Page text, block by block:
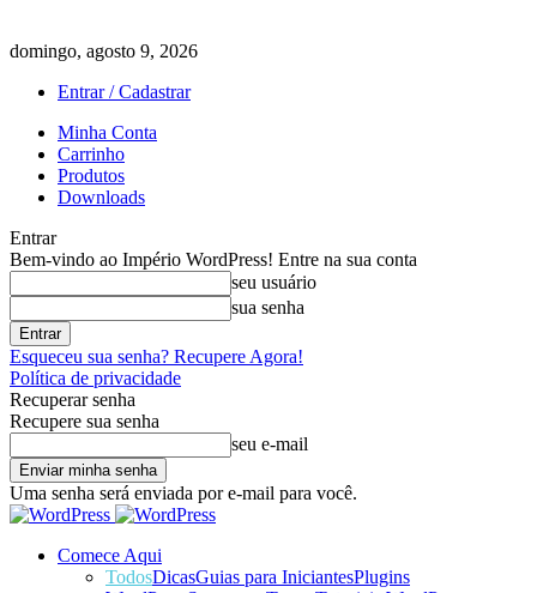
domingo, agosto 9, 2026
Entrar / Cadastrar
Minha Conta
Carrinho
Produtos
Downloads
Entrar
Bem-vindo ao Império WordPress! Entre na sua conta
seu usuário
sua senha
Esqueceu sua senha? Recupere Agora!
Política de privacidade
Recuperar senha
Recupere sua senha
seu e-mail
Uma senha será enviada por e-mail para você.
Comece Aqui
TodosDicasGuias para IniciantesPlugins